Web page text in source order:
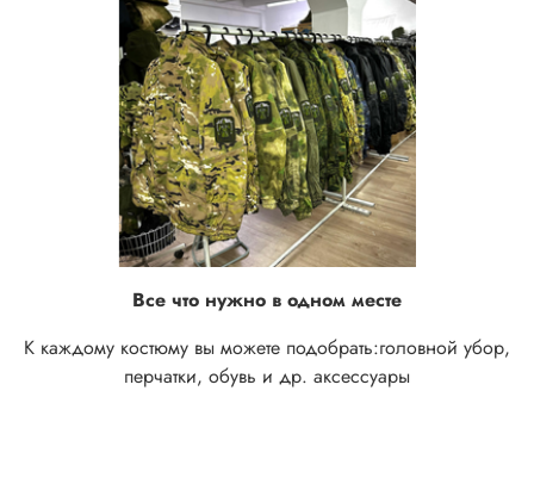
Все что нужно в одном месте
К каждому костюму вы можете подобрать:головной убор,
перчатки, обувь и др. аксессуары